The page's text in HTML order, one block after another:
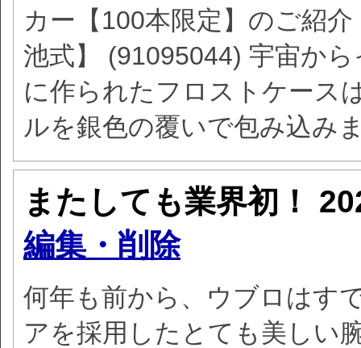
カー【100本限定】のご紹
池式】 (91095044) 宇宙か
に作られたフロストケース
ルを銀色の覆いで包み込み
またしても業界初！
編集・削除
何年も前から、ウブロはす
アを採用したとても美しい